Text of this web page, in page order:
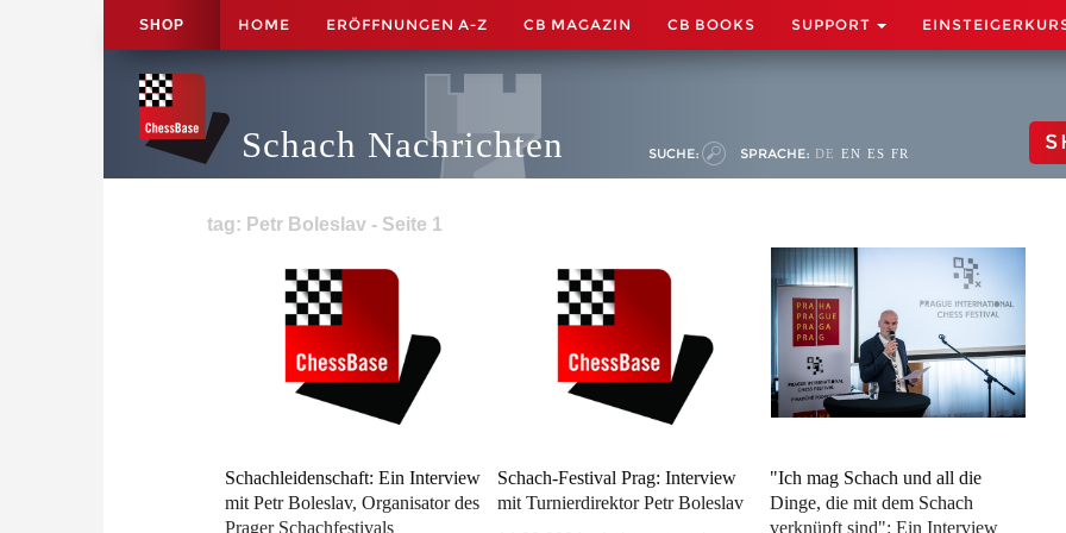
SHOP HOME ERÖFFNUNGEN A-Z CB MAGAZIN CB BOOKS SUPPORT
Schach Nachrichten SUCHE: SPRACHE: DE EN ES FR
tag: Petr Boleslav - Seite 1
Schachleidenschaft: Ein Interview
mit Petr Boleslav, Organisator des
Prager Schachfestivals
Schach-Festival Prag: Interview
mit Turnierdirektor Petr Boleslav
"Ich mag Schach und all die
Dinge, die mit dem Schach
verknüpft sind": Ein Interview